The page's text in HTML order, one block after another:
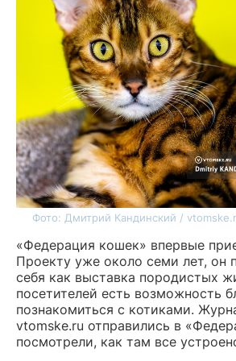
Фото: Дмитрий Кандинский /
«Федерация кошек» впервые
Проекту уже около семи лет, он
себя как выставка породистых
посетителей есть возможность
познакомиться с котиками.
vtomske.ru отправились в
посмотрели, как там все